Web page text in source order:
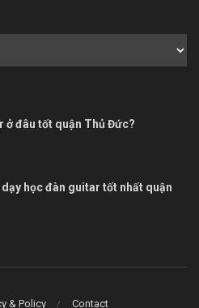
ở đâu tốt quận Thủ Đức?
học đàn guitar tốt nhất quận
& Policy Contact